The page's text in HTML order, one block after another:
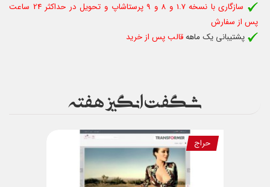
سازگاری با نسخه 1.7 و 8 و 9 پرستاشاپ و تحویل در حداکثر 24 ساعت
پس از سفارش
پشتیبانی یک ماههقالب پس از خرید
شگفت انگیز هفته
حراج